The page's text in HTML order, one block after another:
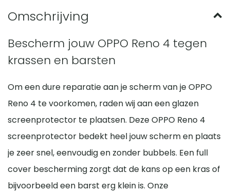
Bescherm jouw OPPO Reno 4 tegen
krassen en barsten
Om een dure reparatie aan je scherm van je OPPO
Reno 4 te voorkomen, raden wij aan een glazen
screenprotector te plaatsen. Deze OPPO Reno 4
screenprotector bedekt heel jouw scherm en plaats
je zeer snel, eenvoudig en zonder bubbels. Een full
cover bescherming zorgt dat de kans op een kras of
bijvoorbeeld een barst erg klein is. Onze